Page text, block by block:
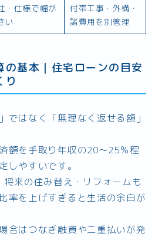
・仕様で幅が
い
付帯工事・外構・
諸費用を別管理
の基本｜住宅ローンの目安
り
ではなく「無理なく返せる額」
額を手取り年収の20〜25％程
しやすいです。
来の住み替え・リフォームも
率を上げすぎると生活の余白が
合はつなぎ融資や二重払いが発